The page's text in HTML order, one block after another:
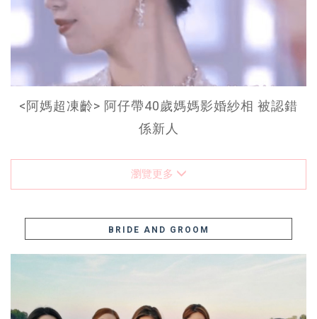
<阿媽超凍齡> 阿仔帶40歲媽媽影婚紗相 被認錯
係新人
瀏覽更多
BRIDE AND GROOM